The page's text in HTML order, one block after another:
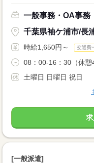
一般事務・OA事務
千葉県袖ケ浦市/長
時給1,650円～ 交通費
08：00-16：30（休憩
土曜日 日曜日 祝日
[一般派遣]